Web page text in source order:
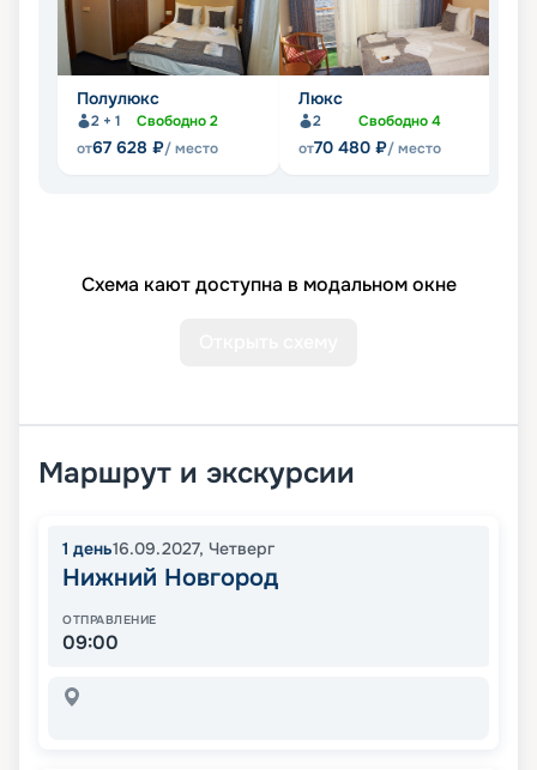
Полулюкс
2 + 1 Свободно2
от67 628 ₽/ место
Люкс
2 Свободно4
от70 480 ₽/ место
Схема кают доступна в модальном окне
Маршрут и экскурсии
1 день16.09.2027, Четверг
Нижний Новгород
ОТПРАВЛЕНИЕ
09:00